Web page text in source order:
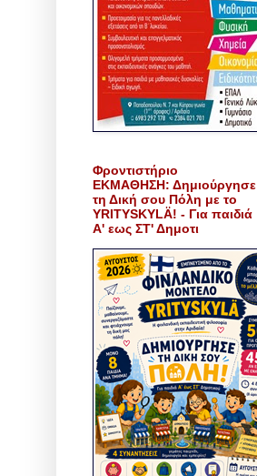
Φροντιστήριο
ΕΚΜΑΘΗΣΗ: Δημιούργησε
τη Δική σου Πόλη με το
YRITYSKYLÄ! - Για παιδιά
Α' εως ΣΤ' Δημοτι